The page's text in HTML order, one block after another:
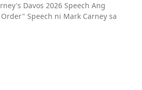
Davos 2026 Speech Ang
Speech ni Mark Carney sa